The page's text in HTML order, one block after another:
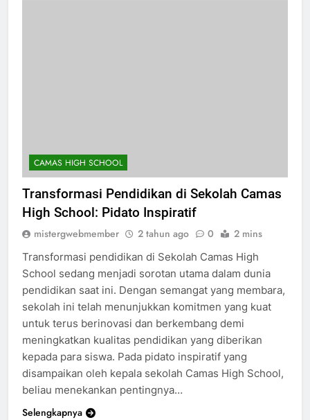
CAMAS HIGH SCHOOL
Transformasi Pendidikan di Sekolah Camas
High School: Pidato Inspiratif
mistergwebmember 2 tahun ago 0 2 mins
Transformasi pendidikan di Sekolah Camas High
School sedang menjadi sorotan utama dalam dunia
pendidikan saat ini. Dengan semangat yang membara,
sekolah ini telah menunjukkan komitmen yang kuat
untuk terus berinovasi dan berkembang demi
meningkatkan kualitas pendidikan yang diberikan
kepada para siswa. Pada pidato inspiratif yang
disampaikan oleh kepala sekolah Camas High School,
beliau menekankan pentingnya…
Selengkapnya